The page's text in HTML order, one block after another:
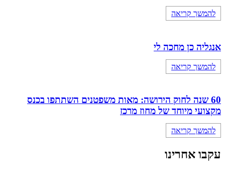
להמשך קריאה
אנגליה כן מחכה לי
להמשך קריאה
60 שנה לחוק הירושה: מאות משפטנים השתתפו בכנס
מקצועי מיוחד של מחוז מרכז
להמשך קריאה
עקבו אחרינו